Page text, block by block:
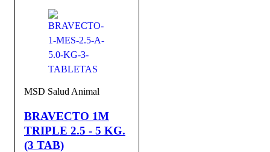
MSD Salud Animal
BRAVECTO 1M
TRIPLE 2.5 - 5 KG.
(3 TAB)